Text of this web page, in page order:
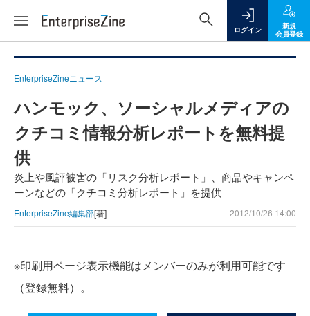
ログイン
新規
会員登録
EnterpriseZineニュース
ハンモック、ソーシャルメディアの
クチコミ情報分析レポートを無料提
供
炎上や風評被害の「リスク分析レポート」、商品やキャンペ
ーンなどの「クチコミ分析レポート」を提供
EnterpriseZine編集部[著] 2012/10/26 14:00
※印刷用ページ表示機能はメンバーのみが利用可能です
（登録無料）。